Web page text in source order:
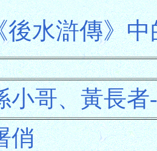
後水滸傳》
小哥、黃長者
俏